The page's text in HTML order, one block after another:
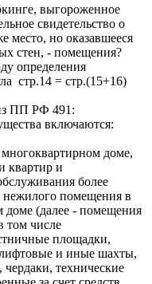
выгороженное
свидетельство о
место, но оказавшееся
стен, - помещения?
определения
стр.14 = стр.(15+16)
ПП РФ 491:
включаются:
доме,
квартир и
более
помещения в
доме (далее - помещения
том числе
площадки,
и иные шахты,
технические